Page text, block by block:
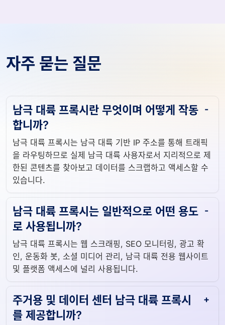
자주 묻는 질문
남극 대륙 프록시란 무엇이며 어떻게 작동
합니까?
남극 대륙 프록시는 남극 대륙 기반 IP 주소를 통해 트래픽
을 라우팅하므로 실제 남극 대륙 사용자로서 지리적으로 제
한된 콘텐츠를 찾아보고 데이터를 스크랩하고 액세스할 수
있습니다.
남극 대륙 프록시는 일반적으로 어떤 용도
로 사용됩니까?
남극 대륙 프록시는 웹 스크래핑, SEO 모니터링, 광고 확
인, 운동화 봇, 소셜 미디어 관리, 남극 대륙 전용 웹사이트
및 플랫폼 액세스에 널리 사용됩니다.
주거용 및 데이터 센터 남극 대륙 프록시
를 제공합니까?